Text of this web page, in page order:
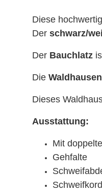
Diese
Der schwarz/
Der Bauchlatz
Die
Dieses
Ausstattung:
Mit
Gehfalte